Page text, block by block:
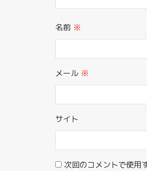
名前 ※
メール ※
サイト
次回のコメントで使用